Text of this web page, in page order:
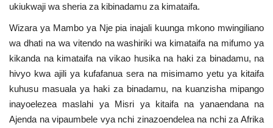
Wadhamini
Language
English Swahili español
French Arabic
ukiukwaji wa sheria za kibinadamu za kimataifa.
Wizara ya Mambo ya Nje pia inajali kuunga mkono mwingiliano
wa dhati na wa vitendo na washiriki wa kimataifa na mifumo ya
kikanda na kimataifa na vikao husika na haki za binadamu, na
hivyo kwa ajili ya kufafanua sera na misimamo yetu ya kitaifa
kuhusu masuala ya haki za binadamu, na kuanzisha mipango
inayoelezea maslahi ya Misri ya kitaifa na yanaendana na
Ajenda na vipaumbele vya nchi zinazoendelea na nchi za Afrika